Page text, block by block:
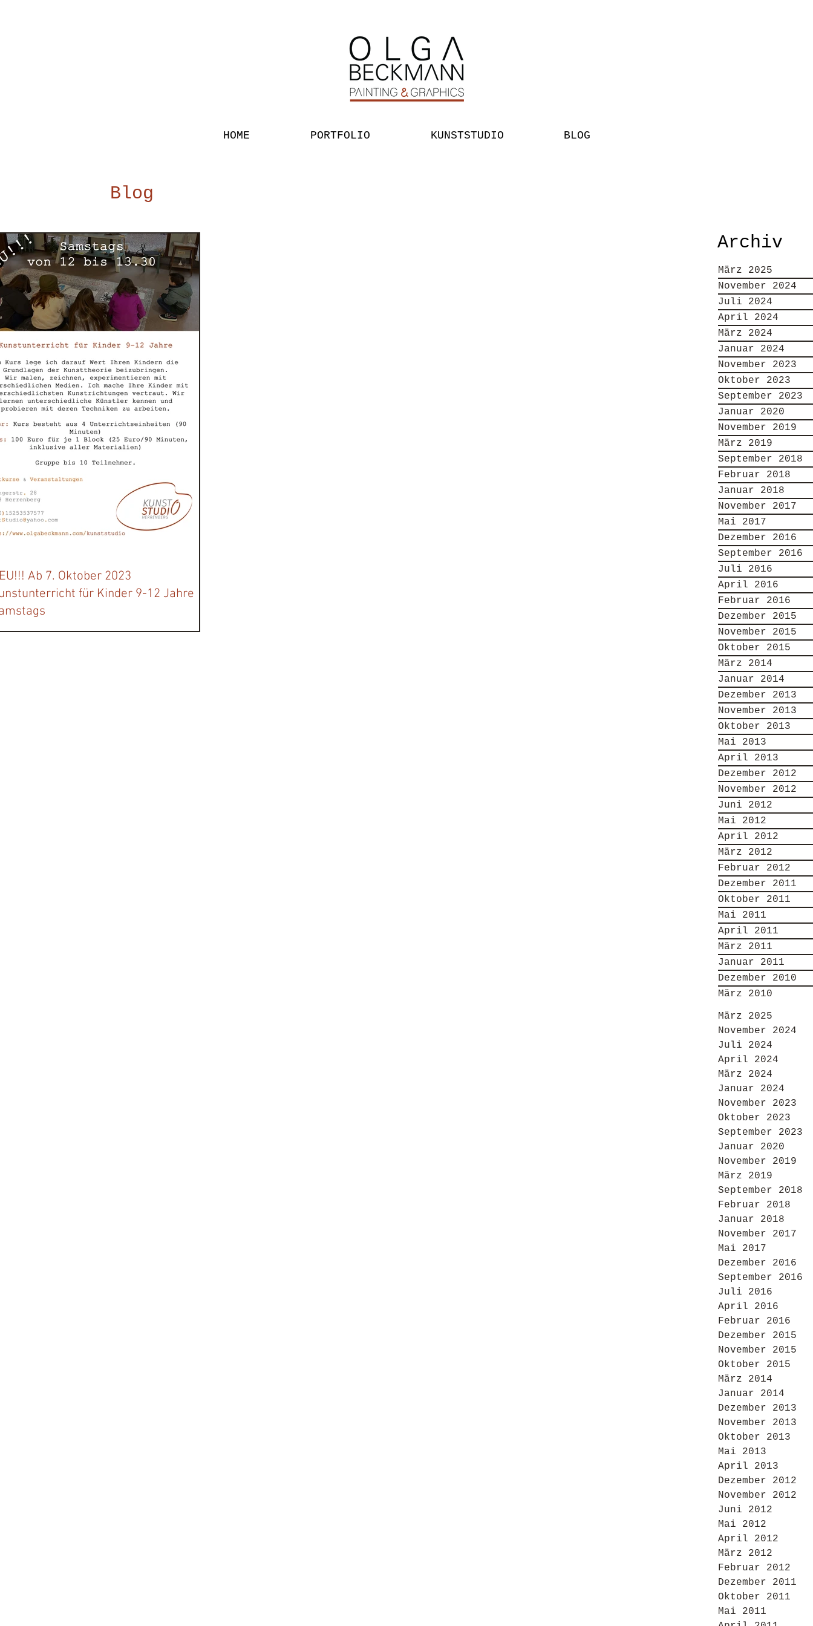
HOME PORTFOLIO KUNSTSTUDIO BLOG
Blog
Ab 7. Oktober 2023
für Kinder 9-12 Jahre
Archiv
März 2025
November 2024
Juli 2024
April 2024
März 2024
Januar 2024
November 2023
Oktober 2023
September 2023
Januar 2020
November 2019
März 2019
September 2018
Februar 2018
Januar 2018
November 2017
Mai 2017
Dezember 2016
September 2016
Juli 2016
April 2016
Februar 2016
Dezember 2015
November 2015
Oktober 2015
März 2014
Januar 2014
Dezember 2013
November 2013
Oktober 2013
Mai 2013
April 2013
Dezember 2012
November 2012
Juni 2012
Mai 2012
April 2012
März 2012
Februar 2012
Dezember 2011
Oktober 2011
Mai 2011
April 2011
März 2011
Januar 2011
Dezember 2010
März 2010
März 2025
November 2024
Juli 2024
April 2024
März 2024
Januar 2024
November 2023
Oktober 2023
September 2023
Januar 2020
November 2019
März 2019
September 2018
Februar 2018
Januar 2018
November 2017
Mai 2017
Dezember 2016
September 2016
Juli 2016
April 2016
Februar 2016
Dezember 2015
November 2015
Oktober 2015
März 2014
Januar 2014
Dezember 2013
November 2013
Oktober 2013
Mai 2013
April 2013
Dezember 2012
November 2012
Juni 2012
Mai 2012
April 2012
März 2012
Februar 2012
Dezember 2011
Oktober 2011
Mai 2011